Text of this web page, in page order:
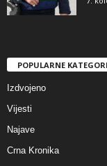
POPULARNE
Izdvojeno
Vijesti
Najave
Crna Kronika